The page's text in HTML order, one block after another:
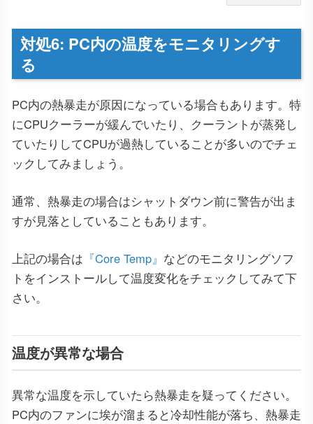
対処6: PC内の温度をモニタリングす
る
PC内の熱暴走が原因になっている場合もあります。特
にCPUクーラーが緩んでいたり、クーラントが蒸発し
ていたりしてCPUが過熱していることが多いのでチェ
ックしてみましょう。
通常、熱暴走の場合はシャットダウン前に警告が出ま
すが見落としていることもあります。
上記の場合は 『Core Temp』 などのモニタリングソフ
トをインストールして温度変化をチェックしてみて下
さい。
温度が異常な場合
異常な温度を示していたら熱暴走を疑ってください。
PC内のファンに埃が溜まると冷却性能が落ち、熱暴走